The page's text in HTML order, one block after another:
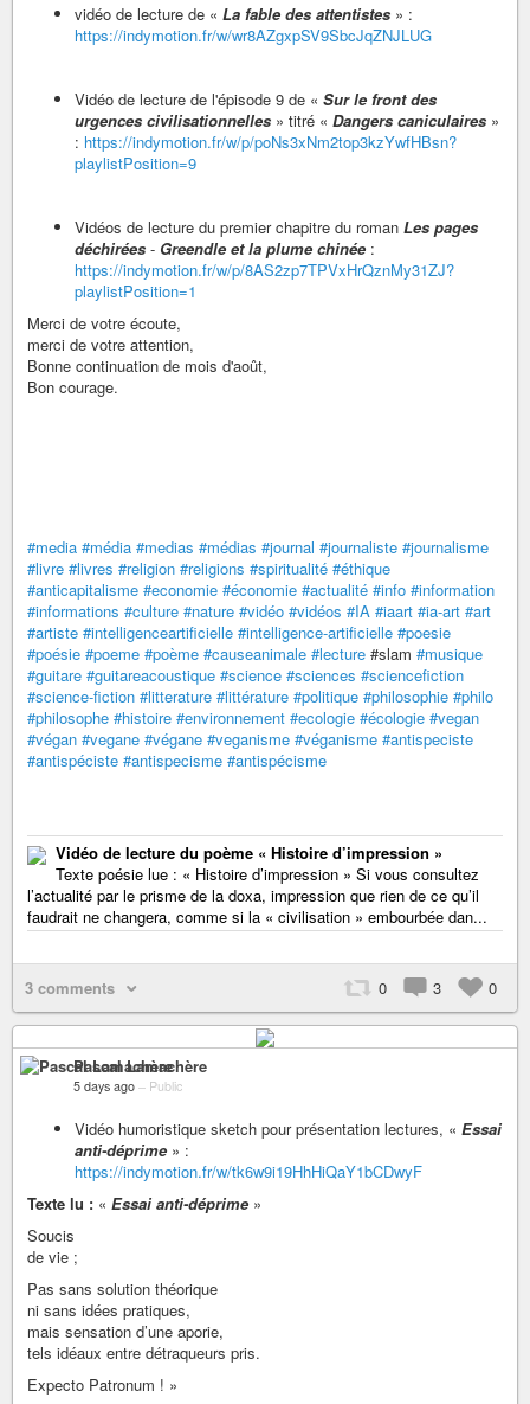
vidéo de lecture de « La fable des attentistes » :
https://indymotion.fr/w/wr8AZgxpSV9SbcJqZNJLUG
Vidéo de lecture de l'épisode 9 de « Sur le front des
urgences civilisationnelles » titré « Dangers caniculaires »
: https://indymotion.fr/w/p/poNs3xNm2top3kzYwfHBsn?
playlistPosition=9
Vidéos de lecture du premier chapitre du roman Les pages
déchirées - Greendle et la plume chinée :
https://indymotion.fr/w/p/8AS2zp7TPVxHrQznMy31ZJ?
playlistPosition=1
Merci de votre écoute,
merci de votre attention,
Bonne continuation de mois d'août,
Bon courage.
#media #média #medias #médias #journal #journaliste #journalisme
#livre #livres #religion #religions #spiritualité #éthique
#anticapitalisme #economie #économie #actualité #info #information
#informations #culture #nature #vidéo #vidéos #IA #iaart #ia-art #art
#artiste #intelligenceartificielle #intelligence-artificielle #poesie
#poésie #poeme #poème #causeanimale #lecture #slam #musique
#guitare #guitareacoustique #science #sciences #sciencefiction
#science-fiction #litterature #littérature #politique #philosophie #philo
#philosophe #histoire #environnement #ecologie #écologie #vegan
#végan #vegane #végane #veganisme #véganisme #antispeciste
#antispéciste #antispecisme #antispécisme
Vidéo de lecture du poème « Histoire d’impression »
Texte poésie lue : « Histoire d’impression » Si vous consultez
l’actualité par le prisme de la doxa, impression que rien de ce qu’il
faudrait ne changera, comme si la « civilisation » embourbée dan...
3 comments 0 3 0
Pascal Lamachère
5 days ago – Public
Vidéo humoristique sketch pour présentation lectures, « Essai
anti-déprime » :
https://indymotion.fr/w/tk6w9i19HhHiQaY1bCDwyF
Texte lu : « Essai anti-déprime »
Soucis
de vie ;
Pas sans solution théorique
ni sans idées pratiques,
mais sensation d’une aporie,
tels idéaux entre détraqueurs pris.
Expecto Patronum ! »